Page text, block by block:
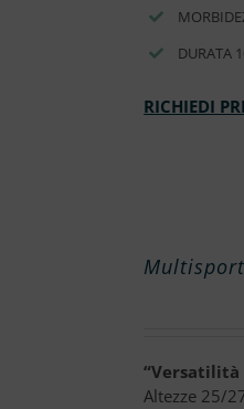
DURATA
RICHIEDI
Multisport
“Versatilità
Altezze 25/